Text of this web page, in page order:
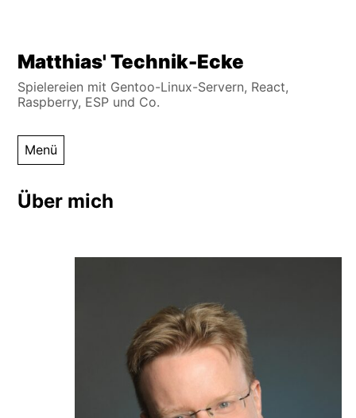
Zum
Inhalt
springen
Matthias' Technik-Ecke
Spielereien mit Gentoo-Linux-Servern, React,
Raspberry, ESP und Co.
Menü
Über mich